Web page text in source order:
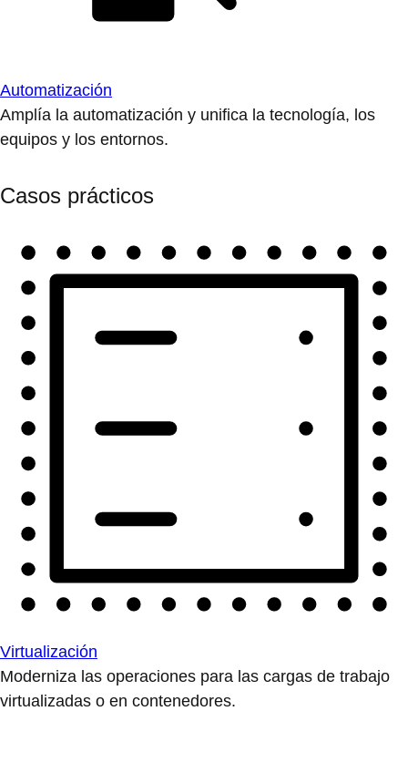
Automatización
Amplía la automatización y unifica la tecnología, los
equipos y los entornos.
Casos prácticos
Virtualización
Moderniza las operaciones para las cargas de trabajo
virtualizadas o en contenedores.